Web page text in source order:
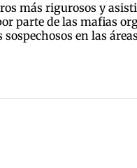
más rigurosos y
parte de las mafias
en las